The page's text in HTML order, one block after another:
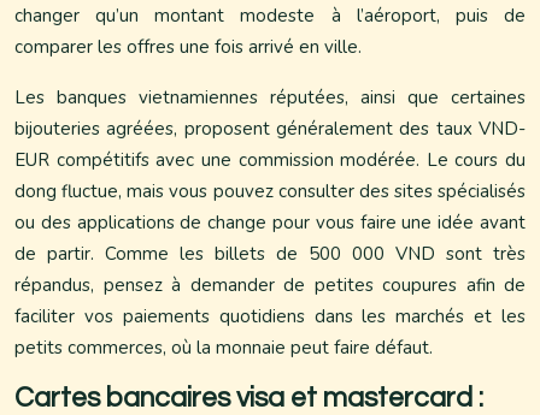
changer qu’un montant modeste à l’aéroport, puis de
comparer les offres une fois arrivé en ville.
Les banques vietnamiennes réputées, ainsi que certaines
bijouteries agréées, proposent généralement des taux VND-
EUR compétitifs avec une commission modérée. Le cours du
dong fluctue, mais vous pouvez consulter des sites spécialisés
ou des applications de change pour vous faire une idée avant
de partir. Comme les billets de 500 000 VND sont très
répandus, pensez à demander de petites coupures afin de
faciliter vos paiements quotidiens dans les marchés et les
petits commerces, où la monnaie peut faire défaut.
Cartes bancaires visa et mastercard :